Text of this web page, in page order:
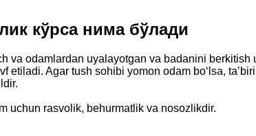
кўрса нима бўлади
va odamlardan uyalayotgan va badanini
etiladi. Agar tush sohibi yomon odam bo‘lsa,
uchun rasvolik, behurmatlik va nosozlikdir.